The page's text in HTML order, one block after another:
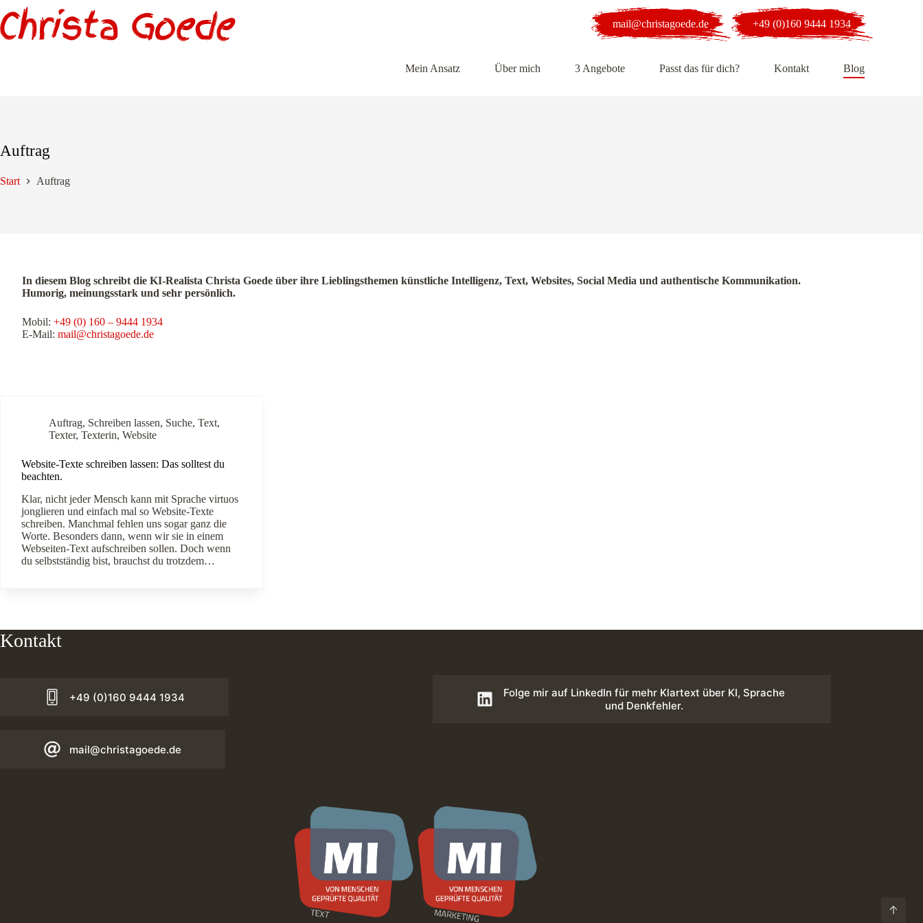
Inhalt
springen
mail@christagoede.de +49 (0)160 9444 1934
Mein Ansatz Über mich 3 Angebote Passt das für dich? Kontakt Blog
Auftrag
Start Auftrag
In diesem Blog schreibt die KI-Realista Christa Goede über ihre Lieblingsthemen künstliche Intelligenz, Text, Websites, Social Media und authentische Kommunikation.
Humorig, meinungsstark und sehr persönlich.
Mobil: +49 (0) 160 – 9444 1934
E-Mail: mail@christagoede.de
Auftrag, Schreiben lassen, Suche, Text,
Texter, Texterin, Website
Website-Texte schreiben lassen: Das solltest du
beachten.
Klar, nicht jeder Mensch kann mit Sprache virtuos
jonglieren und einfach mal so Website-Texte
schreiben. Manchmal fehlen uns sogar ganz die
Worte. Besonders dann, wenn wir sie in einem
Webseiten-Text aufschreiben sollen. Doch wenn
du selbstständig bist, brauchst du trotzdem…
Kontakt
+49 (0)160 9444 1934
mail@christagoede.de
Folge mir auf LinkedIn für mehr Klartext über KI, Sprache
und Denkfehler.